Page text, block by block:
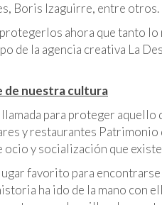
Boris Izaguirre, entre otros.
ahora que tanto
de la agencia creativa La
de nuestra cultura
para proteger
y restaurantes
ocio y socialización que
favorito para
ha ido de la mano con